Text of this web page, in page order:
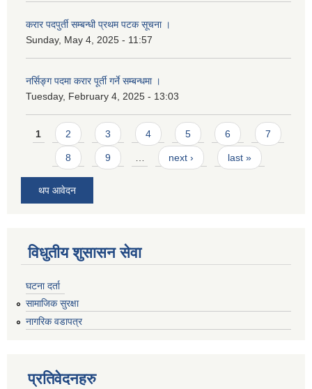
करार पदपुर्ती सम्बन्धी प्रथम पटक सूचना ।
Sunday, May 4, 2025 - 11:57
नर्सिङ्ग पदमा करार पूर्ती गर्ने सम्बन्धमा ।
Tuesday, February 4, 2025 - 13:03
Pages
1 2 3 4 5 6 7
8 9 … next › last »
थप आवेदन
विधुतीय शुसासन सेवा
घटना दर्ता
सामाजिक सुरक्षा
नागरिक वडापत्र
प्रतिवेदनहरु